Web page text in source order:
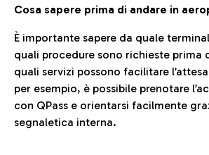
Cosa sapere prima di andare in
È importante sapere da quale
quali procedure sono richieste prima
quali servizi possono facilitare
per esempio, è possibile prenotare
con QPass e orientarsi facilmente
segnaletica interna.